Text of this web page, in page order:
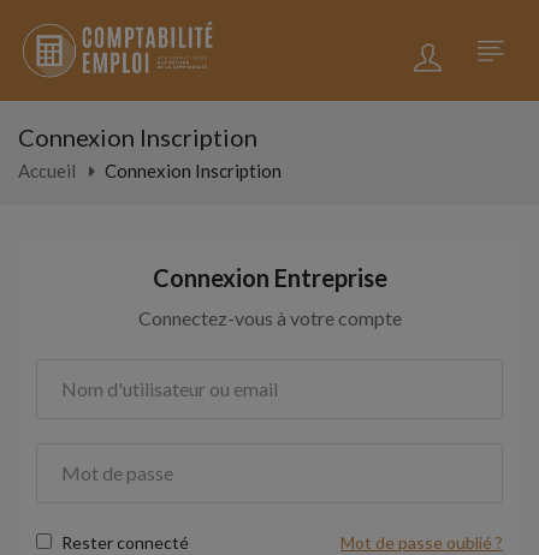
Connexion Inscription
Accueil Connexion Inscription
Connexion Entreprise
Connectez-vous à votre compte
Rester connecté Mot de passe oublié ?